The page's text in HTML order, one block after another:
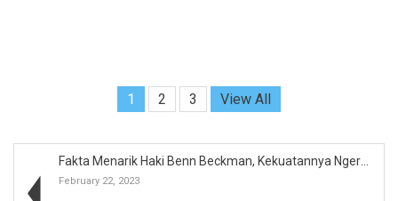
1 2 3 View All
Fakta Menarik Haki Benn Beckman, Kekuatannya Ngeri...
February 22, 2023